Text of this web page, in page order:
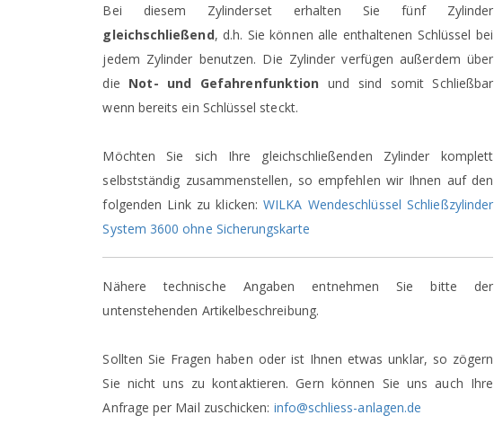
Bei diesem Zylinderset erhalten Sie fünf Zylinder
gleichschließend, d.h. Sie können alle enthaltenen Schlüssel bei
jedem Zylinder benutzen. Die Zylinder verfügen außerdem über
die Not- und Gefahrenfunktion und sind somit Schließbar
wenn bereits ein Schlüssel steckt.
Möchten Sie sich Ihre gleichschließenden Zylinder komplett
selbstständig zusammenstellen, so empfehlen wir Ihnen auf den
folgenden Link zu klicken:WILKA Wendeschlüssel Schließzylinder
System 3600 ohne Sicherungskarte
Nähere technische Angaben entnehmen Sie bitte der
untenstehenden Artikelbeschreibung.
Sollten Sie Fragen haben oder ist Ihnen etwas unklar, so zögern
Sie nicht uns zu kontaktieren. Gern können Sie uns auch Ihre
Anfrage per Mail zuschicken: info@schliess-anlagen.de